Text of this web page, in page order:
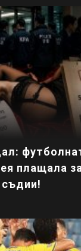
плащала
съдии!